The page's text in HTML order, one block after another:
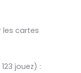
les cartes
jouez) :